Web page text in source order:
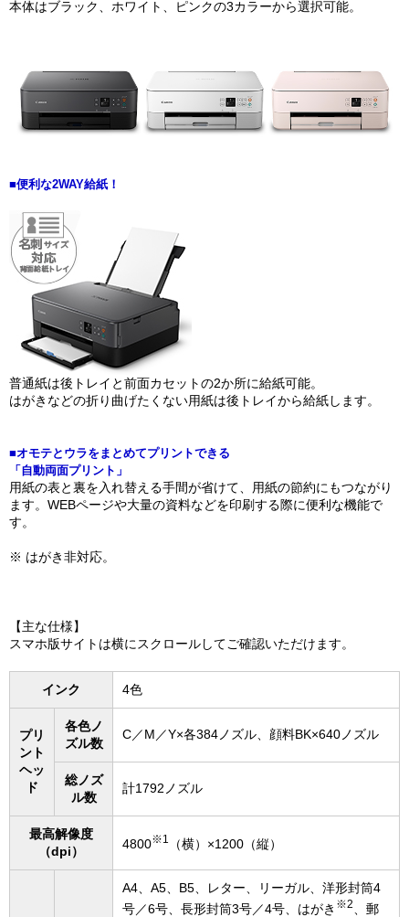
本体はブラック、ホワイト、ピンクの3カラーから選択可能。
■便利な2WAY給紙！
普通紙は後トレイと前面カセットの2か所に給紙可能。
はがきなどの折り曲げたくない用紙は後トレイから給紙します。
■オモテとウラをまとめてプリントできる
「自動両面プリント」
用紙の表と裏を入れ替える手間が省けて、用紙の節約にもつながり
ます。WEBページや大量の資料などを印刷する際に便利な機能で
す。
※ はがき非対応。
【主な仕様】
スマホ版サイトは横にスクロールしてご確認いただけます。
インク 4色
プリ
ント
ヘッ
ド
各色ノ
ズル数
C／M／Y×各384ノズル、顔料BK×640ノズル
総ノズ
ル数
計1792ノズル
最高解像度
（dpi）
4800※1 （横）×1200（縦）
A4、A5、B5、レター、リーガル、洋形封筒4
号／6号、長形封筒3号／4号、はがき ※2
、郵